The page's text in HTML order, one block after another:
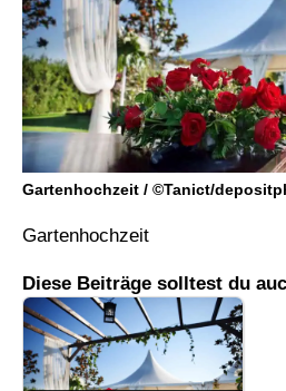
Gartenhochzeit / ©Tanict/
Gartenhochzeit
Diese Beiträge solltest du